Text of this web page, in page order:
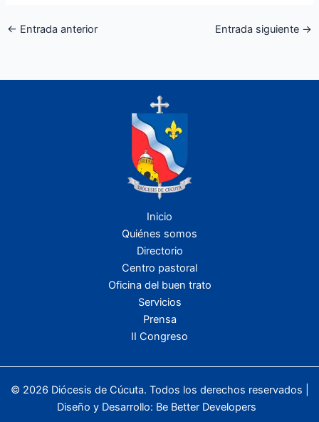
← Entrada anterior Entrada siguiente →
Inicio
Quiénes somos
Directorio
Centro pastoral
Oficina del buen trato
Servicios
Prensa
II Congreso
© 2026 Diócesis de Cúcuta. Todos los derechos reservados |
Diseño y Desarrollo: Be Better Developers